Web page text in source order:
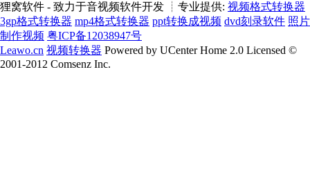
狸窝软件 - 致力于音视频软件开发 ┊专业提供: 视频格式转换器
3gp格式转换器 mp4格式转换器 ppt转换成视频 dvd刻录软件 照片
制作视频 粤ICP备12038947号
Leawo.cn 视频转换器 Powered by UCenter Home 2.0 Licensed ©
2001-2012 Comsenz Inc.